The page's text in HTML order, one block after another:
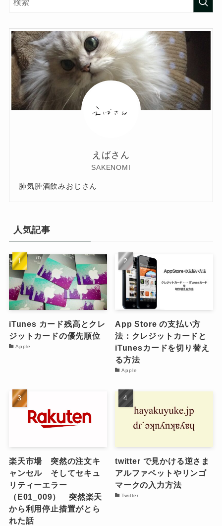
えばさん
SAKENOMI
肺気腫酒飲みおじさん
人気記事
iTunes カード残高とクレ
ジットカードの優先順位
Apple
App Store の支払い方
法：クレジットカードと
iTunesカードを切り替え
る方法
Apple
楽天市場 突然の注文キ
ャンセル そしてセキュ
リティーエラー
（E01_009） 突然楽天
から利用停止措置がとら
れた話
twitter で見かける逆さま
アルファベットやリンゴ
マークの入力方法
Twitter